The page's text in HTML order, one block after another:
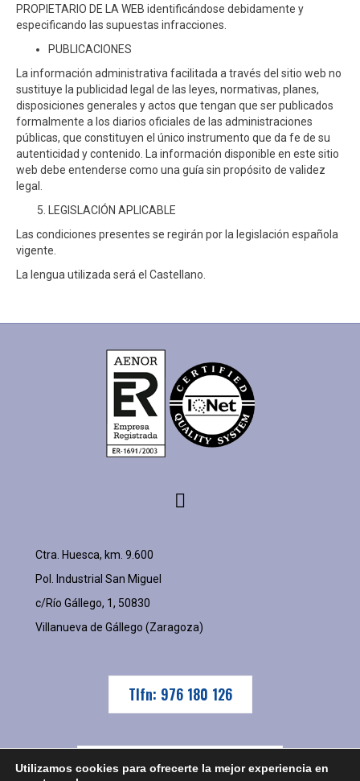
PROPIETARIO DE LA WEB identificándose debidamente y
especificando las supuestas infracciones.
PUBLICACIONES
La información administrativa facilitada a través del sitio web no
sustituye la publicidad legal de las leyes, normativas, planes,
disposiciones generales y actos que tengan que ser publicados
formalmente a los diarios oficiales de las administraciones
públicas, que constituyen el único instrumento que da fe de su
autenticidad y contenido. La información disponible en este sitio
web debe entenderse como una guía sin propósito de validez
legal.
LEGISLACIÓN APLICABLE
Las condiciones presentes se regirán por la legislación española
vigente.
La lengua utilizada será el Castellano.
Ctra. Huesca, km. 9.600
Pol. Industrial San Miguel
c/Río Gállego, 1, 50830
Villanueva de Gállego (Zaragoza)
Tlfn: 976 180 126
tecnocorte@tecnocorte.es
Utilizamos cookies para ofrecerte la mejor experiencia en